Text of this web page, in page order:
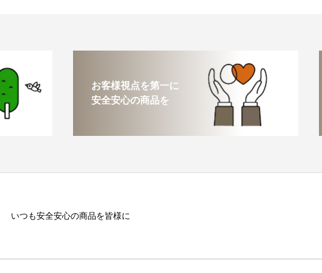
お客様視点を第一に
安全安心の商品を
いつも安全安心の商品を皆様に